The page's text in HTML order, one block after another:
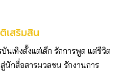
เสริมสิน
นเทิงตั้งแต่เด็ก รักการพูด แต่ชีวิต
นักสื่อสารมวลชน รักงานการ